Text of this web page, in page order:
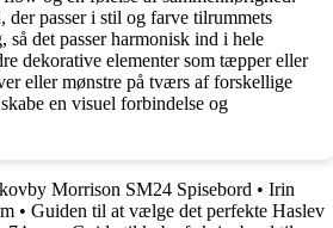
passer i stil og farve tilrummets
så det passer harmonisk ind i hele
dekorative elementer som tæpper eller
eller mønstre på tværs af forskellige
en visuel forbindelse og
Morrison SM24 Spisebord • Irin
• Guiden til at vælge det perfekte Haslev